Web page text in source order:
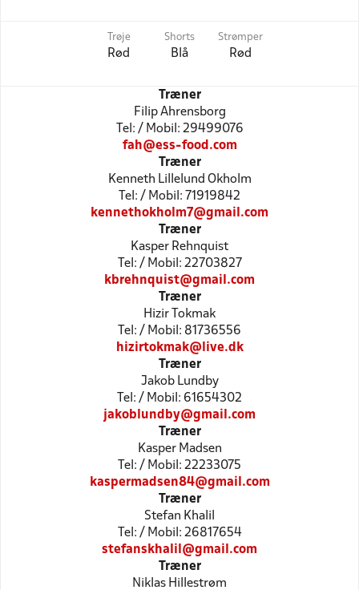
Trøje
Rød
Shorts
Blå
Strømper
Rød
Træner
Filip Ahrensborg
Tel: / Mobil: 29499076
fah@ess-food.com
Træner
Kenneth Lillelund Okholm
Tel: / Mobil: 71919842
kennethokholm7@gmail.com
Træner
Kasper Rehnquist
Tel: / Mobil: 22703827
kbrehnquist@gmail.com
Træner
Hizir Tokmak
Tel: / Mobil: 81736556
hizirtokmak@live.dk
Træner
Jakob Lundby
Tel: / Mobil: 61654302
jakoblundby@gmail.com
Træner
Kasper Madsen
Tel: / Mobil: 22233075
kaspermadsen84@gmail.com
Træner
Stefan Khalil
Tel: / Mobil: 26817654
stefanskhalil@gmail.com
Træner
Niklas Hillestrøm